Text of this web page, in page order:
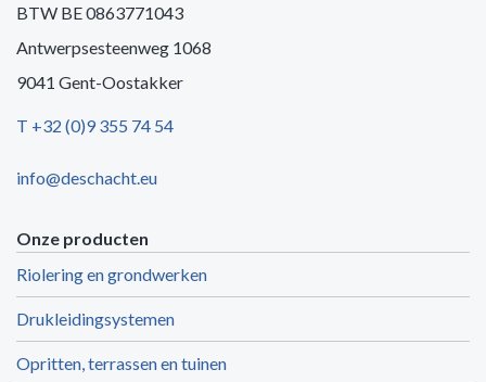
BTW BE 0863771043
Antwerpsesteenweg 1068
9041 Gent-Oostakker
T +32 (0)9 355 74 54
info@deschacht.eu
Onze producten
Riolering en grondwerken
Drukleidingsystemen
Opritten, terrassen en tuinen